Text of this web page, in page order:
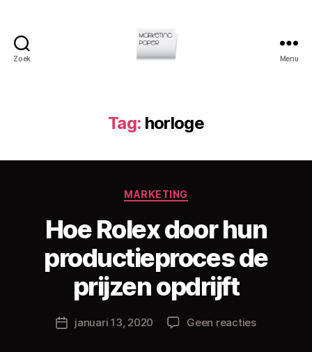
Zoek Menu
Tag: horloge
Categorieën
MARKETING
Hoe Rolex door hun
productieproces de
prijzen opdrijft
Berichtauteur
D
o
o
r
C
ri
Berichtdatum
januari 13, 2020 Geen reactiesop